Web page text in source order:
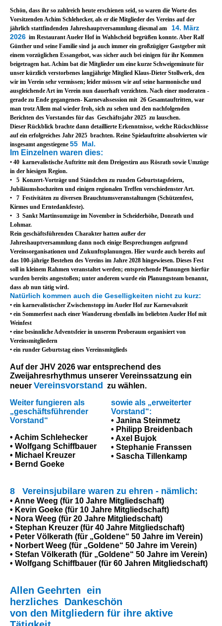
Schön, dass ihr so zahlreich heute erschienen seid, so waren die Worte des
Vorsitzenden Achim Schlehecker, als er die Mitglieder des Vereins auf der
jährlich stattfindenden Jahreshauptversammlung diesmal am 14. März
2026 im Restaurant Aueler Hof in Wahlscheid begrüßen konnte. Aber Ralf
Günther und seine Familie sind ja auch immer ein großzügiger Gastgeber mit
einem vorzüglichen Essangebot, was sicher auch bei einigen für ihr Kommen
beigetragen hat. Achim bat die Mitglieder um eine kurze Schweigeminute für
unser kürzlich verstorbenes langjährige Mitglied Klaus-Dieter Stollwerk, den
wir im Verein sehr vermissen; leider müssen wir auf seine harmonische und
ausgleichende Art im Verein nun dauerhaft verzichten. Nach einer moderaten -
gerade zu Ende gegangenen- Karnevalssession mit 26 Gesamtauftritten, war
man trotz Allem mal wieder froh, sich zu sehen und den nachfolgenden
Berichten des Vorstandes für das Geschäftsjahr 2025 zu lauschen.
Dieser Rückblick brachte dann detaillierte Erkenntnisse, welche Rückschlüsse
auf ein erfolgreiches Jahr 2025 brachten. Reine Spielauftritte absolvierten wir
insgesamt angestiegene 55 Mal.
Im Einzelnen waren dies:
• 40 karnevalistische Auftritte mit dem Dreigestirn aus Rösrath sowie Umzüge
in der hiesigen Region.
• 5 Konzert-Vorträge und Ständchen zu runden Geburtstagsfeiern,
Jubiläumshochzeiten und einigen regionalen Treffen verschiedenster Art.
• 7 Festivitäten zu diversen Brauchtumsveranstaltungen (Schützenfest,
Kirmes und Erntedankfeste).
• 3 Sankt Martinsumzüge im November in Scheiderhöhe, Donrath und
Lohmar.
Rein geschäftsführenden Charakter hatten außer der
Jahreshauptversammlung dann noch einige Besprechungen aufgrund
Vereinsorganisationen und Zukunftsplanungen. Hier wurde auch bereits auf
das 100-jährige Bestehen des Vereins im Jahre 2028 hingewiesen. Dieses Fest
soll in kleinem Rahmen veranstaltet werden; entsprechende Planungen hierfür
wurden bereits angestoßen; unter anderem wurde ein Planungsteam benannt,
dass ab nun tätig wird.
Natürlich kommen auch die Geselligkeiten nicht zu kurz:
• ein karnevalistischer Zwischenstopp im Aueler Hof zur Karnevalszeit
• ein Sommerfest nach einer Wanderung ebenfalls im beliebten Aueler Hof mit
Weinfest
• eine besinnliche Adventsfeier in unserem Proberaum organisiert von
Vereinsmitgliedern
• ein runder Geburtstag eines Vereinsmitglieds
Auf der JHV 2026 war entsprechend des
Zweijahresrhythmus unserer Vereinssatzung ein
neuer Vereinsvorstand zu wählen.
Weiter fungieren als
„geschäftsführender
Vorstand“
• Achim Schlehecker
• Wolfgang Schiffbauer
• Michael Kreuzer
• Bernd Goeke
sowie als „erweiterter
Vorstand“:
• Janina Steinmetz
• Philipp Breidenbach
• Axel Bujok
• Stephanie Franssen
• Sascha Tillenkamp
8 Vereinsjubilare waren zu ehren - nämlich:
• Anne Weeg (für 10 Jahre Mitgliedschaft)
• Kevin Goeke (für 10 Jahre Mitgliedschaft)
• Nora Weeg (für 20 Jahre Mitgliedschaft)
• Stephan Kreuzer (für 40 Jahre Mitgliedschaft)
• Peter Völkerath (für „Goldene“ 50 Jahre im Verein)
• Norbert Weeg (für „Goldene“ 50 Jahre im Verein)
• Stefan Völkerath (für „Goldene“ 50 Jahre im Verein)
• Wolfgang Schiffbauer (für 60 Jahren Mitgliedschaft)
Allen Geehrten ein
herzliches Dankeschön
von den Mitgliedern für ihre aktive